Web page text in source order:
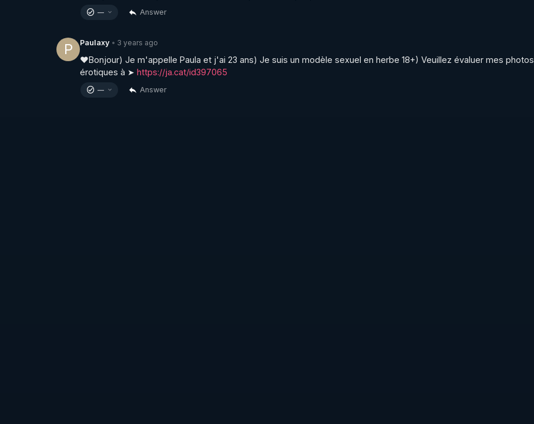
— Answer
P Paulaxy • 3 years ago
❤️Bonjour) Je m'appelle Paula et j'ai 23 ans) Je suis un modèle sеxuel en herbe 18+) Veuillez évaluer mes photos
érotiques à ➤ https://ja.cat/id397065
— Answer